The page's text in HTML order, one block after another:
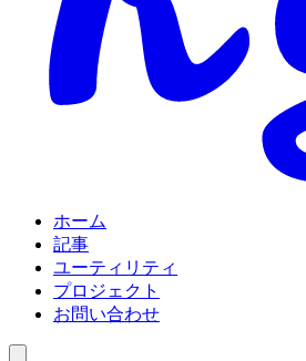
ホーム
記事
ユーティリティ
プロジェクト
お問い合わせ